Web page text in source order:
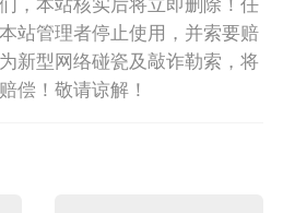
站管理者停止使用，并索要赔
新型网络碰瓷及敲诈勒索，将
偿！敬请谅解！